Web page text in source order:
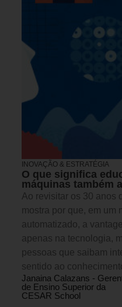
INOVAÇÃO & ESTRATÉGIA
O que significa
máquinas também
Ao revisitar os 30 anos
mostra por que, em um
automatizado, a
apenas na tecnologia,
pessoas que saibam
sentido ao
Janaina Calazans -
de Ensino Superior da
CESAR School